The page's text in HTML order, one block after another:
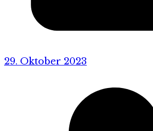
29. Oktober 2023